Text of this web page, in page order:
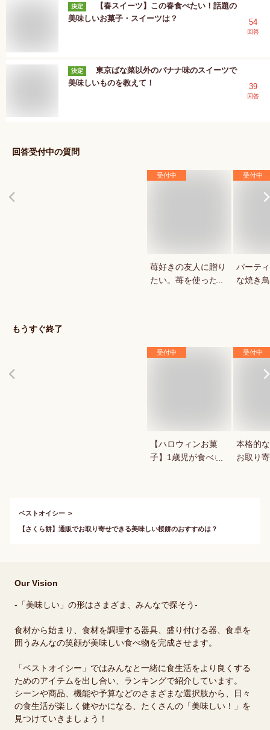
決定
【春スイーツ】この春食べたい！話題の
美味しいお菓子・スイーツは？
54
回答
決定
東京ばな菜以外のバナナ味のスイーツで
美味しいものを教えて！
39
回答
回答受付中の質問
受付中
苺好きの友人に贈り
たい。苺を使ったお
受付中
パーテ
な焼き
もうすぐ終了
受付中
【ハロウィンお菓
子】1歳児が食べら
受付中
本格的
お取り
ベストオイシー
【さくら餅】通販でお取り寄せできる美味しい桜餅のおすすめは？
Our Vision
-「美味しい」の形はさまざま、みんなで探そう-
食材から始まり、食材を調理する器具、盛り付ける器、食卓を
囲うみんなの笑顔が美味しい食べ物を完成させます。
「ベストオイシー」ではみんなと一緒に食生活をより良くする
ためのアイテムを出し合い、ランキングで紹介しています。
シーンや商品、機能や予算などのさまざまな選択肢から、日々
の食生活が楽しく健やかになる、たくさんの「美味しい！」を
見つけていきましょう！